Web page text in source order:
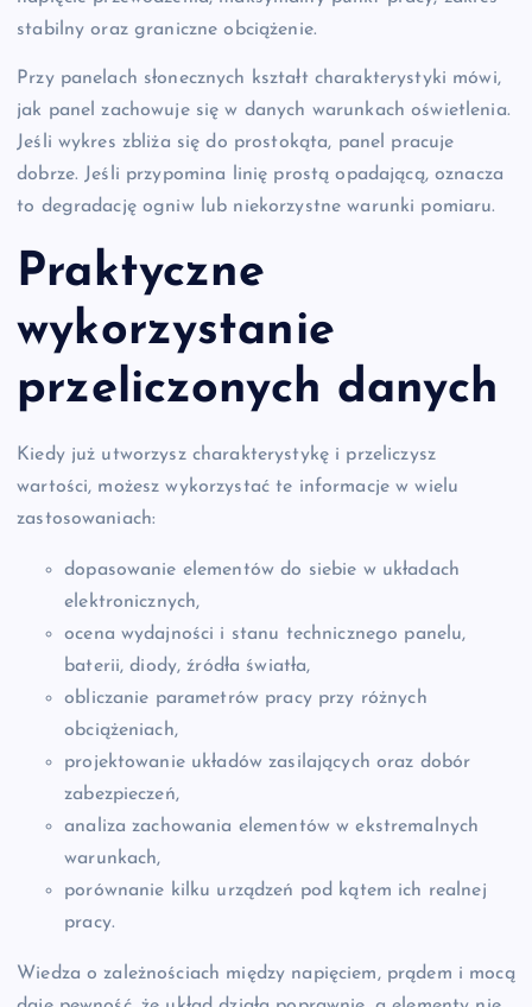
stabilny oraz graniczne obciążenie.
Przy panelach słonecznych kształt charakterystyki mówi,
jak panel zachowuje się w danych warunkach oświetlenia.
Jeśli wykres zbliża się do prostokąta, panel pracuje
dobrze. Jeśli przypomina linię prostą opadającą, oznacza
to degradację ogniw lub niekorzystne warunki pomiaru.
Praktyczne
wykorzystanie
przeliczonych danych
Kiedy już utworzysz charakterystykę i przeliczysz
wartości, możesz wykorzystać te informacje w wielu
zastosowaniach:
dopasowanie elementów do siebie w układach
elektronicznych,
ocena wydajności i stanu technicznego panelu,
baterii, diody, źródła światła,
obliczanie parametrów pracy przy różnych
obciążeniach,
projektowanie układów zasilających oraz dobór
zabezpieczeń,
analiza zachowania elementów w ekstremalnych
warunkach,
porównanie kilku urządzeń pod kątem ich realnej
pracy.
Wiedza o zależnościach między napięciem, prądem i mocą